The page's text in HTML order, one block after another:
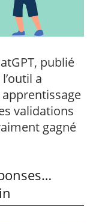
des Mines
Talents : un
Diplôme
techniques de
suis élève en
de
comment
?
êtes admis,
votre
&
Mastère
des
de
publié
a
validations
gagné